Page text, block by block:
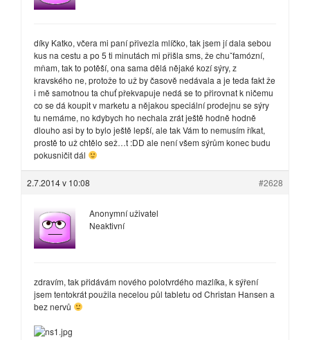
díky Katko, včera mi paní přivezla mlíčko, tak jsem jí dala sebou
kus na cestu a po 5 ti minutách mi přišla sms, že chuˇfamózní,
mňam, tak to potěší, ona sama dělá nějaké kozí sýry, z
kravského ne, protože to už by časově nedávala a je teda fakt že
i mě samotnou ta chuť překvapuje nedá se to přirovnat k ničemu
co se dá koupit v marketu a nějakou speciální prodejnu se sýry
tu nemáme, no kdybych ho nechala zrát ještě hodně hodně
dlouho asi by to bylo ještě lepší, ale tak Vám to nemusím říkat,
prostě to už chtělo sež…t :DD ale není všem sýrům konec budu
pokusničit dál
2.7.2014 v 10:08 #2628
Anonymní uživatel
Neaktivní
zdravím, tak přidávám nového polotvrdého mazlíka, k sýření
jsem tentokrát použila necelou půl tabletu od Christan Hansen a
bez nervů